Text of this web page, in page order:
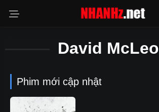
David
Phim mới cập nhật